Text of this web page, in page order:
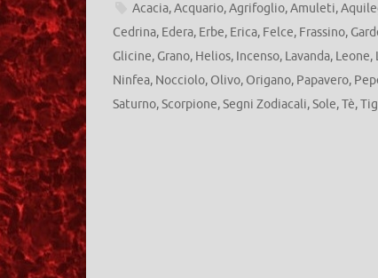
Acacia,Acquario,Agrifoglio,Amuleti,
Cedrina, Edera, Erbe, Erica, Felce, Frassino,
Glicine, Grano, Helios, Incenso, Lavanda, Leone,
Ninfea, Nocciolo, Olivo, Origano, Papavero,
Saturno,Scorpione,Segni Zodiacali,Sole,Tè,